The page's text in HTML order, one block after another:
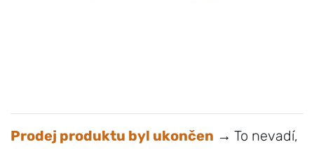
Prodej produktu byl ukončen → To nevadí,